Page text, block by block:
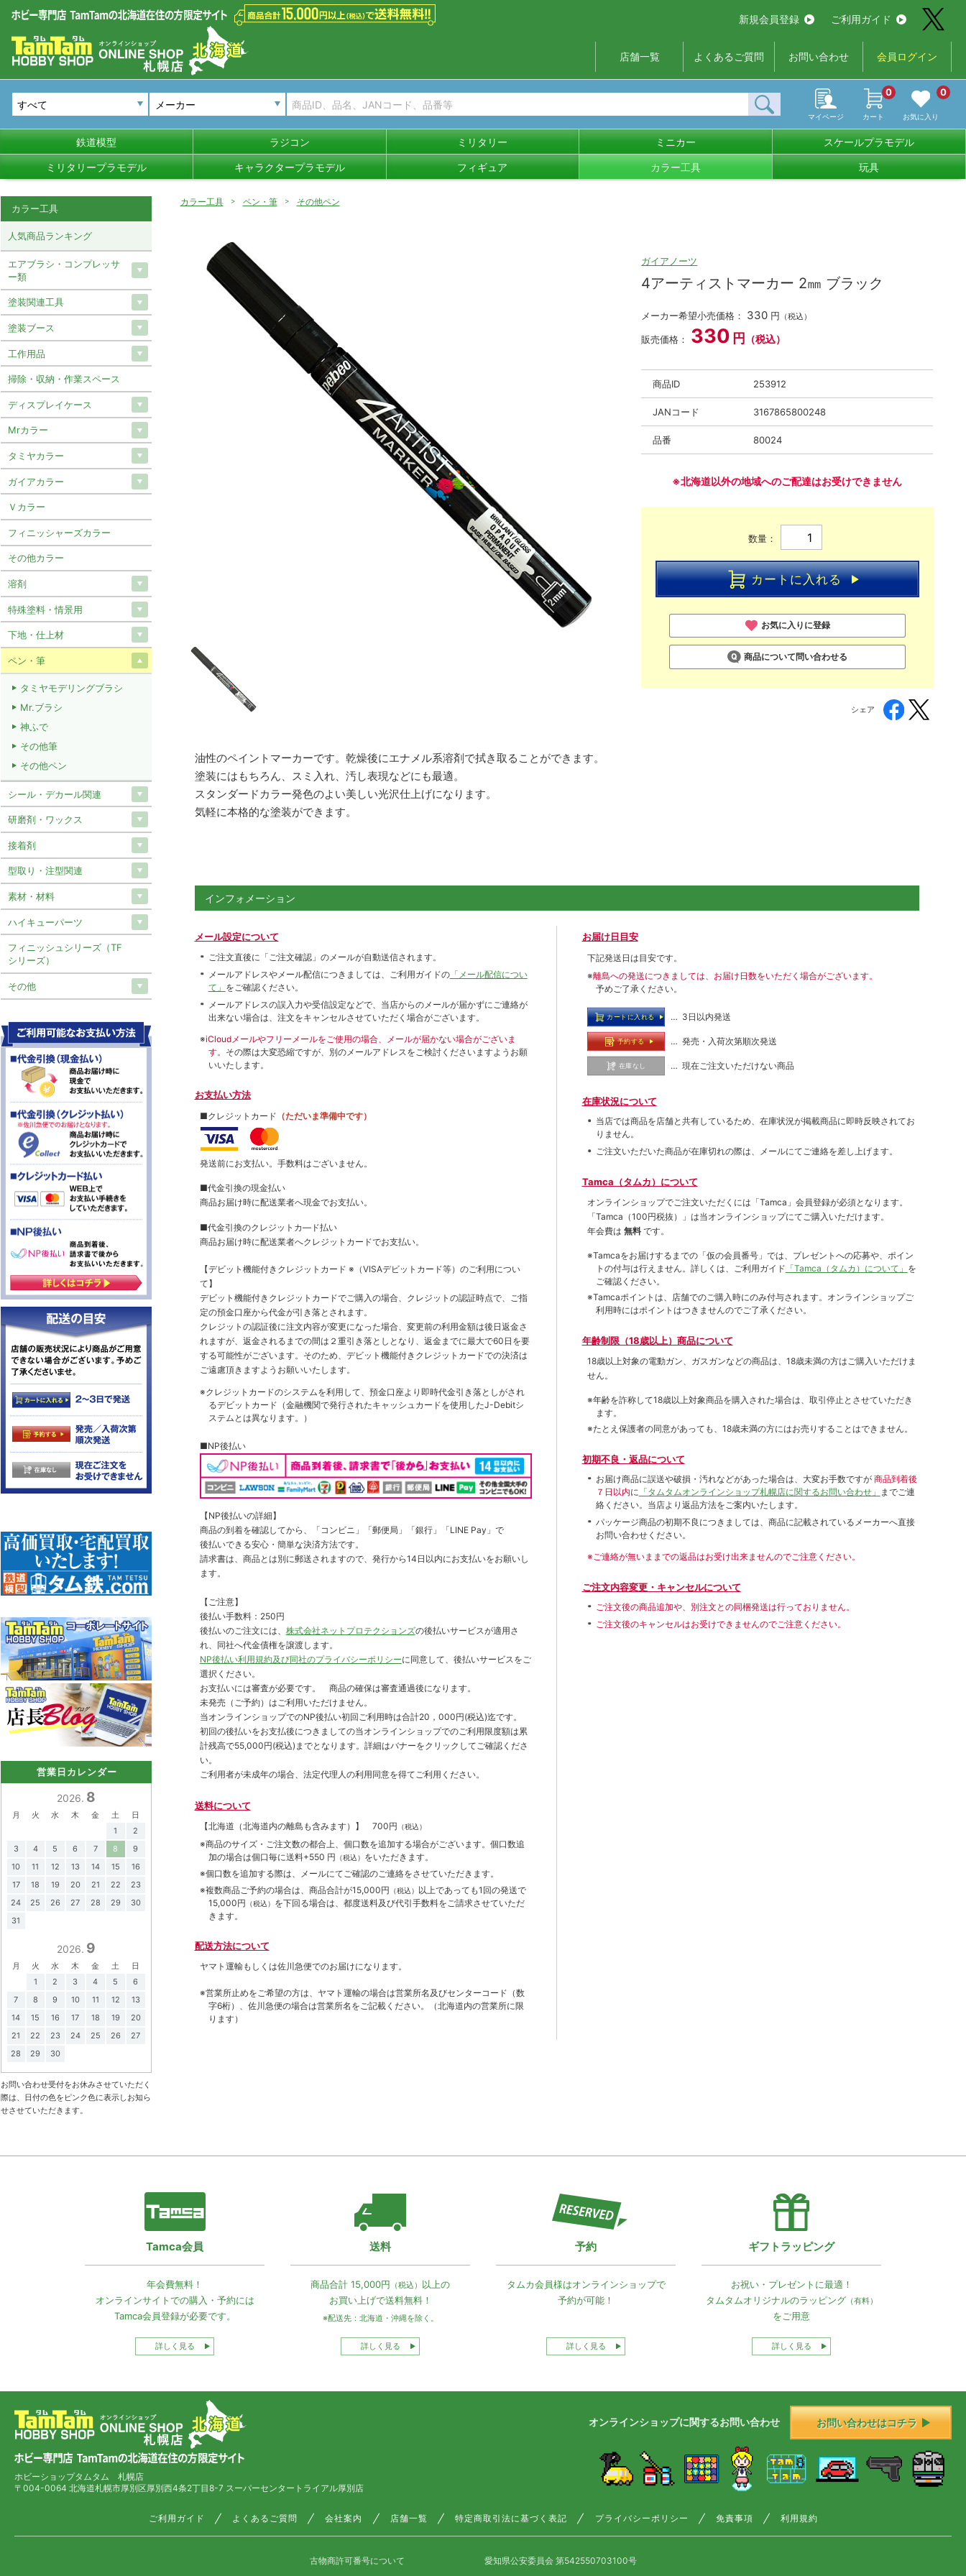
新規会員登録 ご利用ガイド
店舗一覧 よくあるご質問 お問い合わせ 会員ログイン
メーカー
マイページ カート
0
お気に入り
0
鉄道模型 ラジコン ミリタリー ミニカー スケールプラモデル
ミリタリープラモデル キャラクタープラモデル フィギュア カラー工具 玩具
カラー工具 ペン・筆 その他ペン
ガイアノーツ
4アーティストマーカー 2㎜ ブラック
メーカー希望小売価格： 330 円 （税込）
販売価格： 330 円 （税込）
商品ID 253912
JANコード 3167865800248
品番 80024
※北海道以外の地域へのご配達はお受けできません
数量：
カートに入れる
お気に入りに登録
商品について問い合わせる
シェア
油性のペイントマーカーです。乾燥後にエナメル系溶剤で拭き取ることができます。
塗装にはもちろん、スミ入れ、汚し表現などにも最適。
スタンダードカラー発色のよい美しい光沢仕上げになります。
気軽に本格的な塗装ができます。
インフォメーション
メール設定について
ご注文直後に「ご注文確認」のメールが自動送信されます。
メールアドレスやメール配信につきましては、ご利用ガイドの「メール配信につい
て」 をご確認ください。
メールアドレスの誤入力や受信設定などで、当店からのメールが届かずにご連絡が
出来ない場合は、注文をキャンセルさせていただく場合がございます。
※iCloudメールやフリーメールをご使用の場合、メールが届かない場合がございま
す。 その際は大変恐縮ですが、別のメールアドレスをご検討くださいますようお願
いいたします。
お支払い方法
■クレジットカード （ただいま準備中です）
発送前にお支払い。手数料はございません。
■代金引換の現金払い
商品お届け時に配送業者へ現金でお支払い。
■代金引換のクレジットカ―ド払い
商品お届け時に配送業者へクレジットカードでお支払い。
【デビット機能付きクレジットカード ※（VISAデビットカード等） のご利用につい
て】
デビット機能付きクレジットカードでご購入の場合、クレジットの認証時点で、ご指
定の預金口座から代金が引き落とされます。
クレジットの認証後に注文内容が変更になった場合、変更前の利用金額は後日返金さ
れますが、返金されるまでの間は２重引き落としとなり、返金までに最大で60日を要
する可能性がございます。そのため、デビット機能付きクレジットカードでの決済は
ご遠慮頂きますようお願いいたします。
※クレジットカードのシステムを利用して、預金口座より即時代金引き落としがされ
るデビットカード（金融機関で発行されたキャッシュカードを使用したJ-Debitシ
ステムとは異なります。）
■NP後払い
【NP後払いの詳細】
商品の到着を確認してから、「コンビニ」「郵便局」「銀行」「LINE Pay」で
後払いできる安心・簡単な決済方法です。
請求書は、商品とは別に郵送されますので、発行から14日以内にお支払いをお願いし
ます。
【ご注意】
後払い手数料：250円
後払いのご注文には、 株式会社ネットプロテクションズの後払いサービスが適用さ
れ、同社へ代金債権を譲渡します。
NP後払い利用規約及び同社のプライバシーポリシーに同意して、後払いサービスをご
選択ください。
お支払いには審査が必要です。 商品の確保は審査通過後になります。
未発売（ご予約）はご利用いただけません。
当オンラインショップでのNP後払い初回ご利用時は合計20，000円(税込)迄です。
初回の後払いをお支払後につきましての当オンラインショップでのご利用限度額は累
計残高で55,000円(税込)までとなります。詳細はバナーをクリックしてご確認くださ
い。
ご利用者が未成年の場合、法定代理人の利用同意を得てご利用ください。
送料について
【北海道（北海道内の離島も含みます）】 700円 （税込）
※商品のサイズ・ご注文数の都合上、個口数を追加する場合がございます。個口数追
加の場合は個口毎に送料+550 円 （税込） をいただきます。
※個口数を追加する際は、メールにてご確認のご連絡をさせていただきます。
※複数商品ご予約の場合は、商品合計が15,000円 （税込） 以上であっても1回の発送で
15,000円 （税込） を下回る場合は、都度送料及び代引手数料をご請求させていただ
きます。
配送方法について
ヤマト運輸もしくは佐川急便でのお届けになります。
※営業所止めをご希望の方は、ヤマト運輸の場合は営業所名及びセンターコード（数
字6桁）、佐川急便の場合は営業所名をご記載ください。（北海道内の営業所に限
ります）
お届け日目安
下記発送日は目安です。
※離島への発送につきましては、お届け日数をいただく場合がございます。
予めご了承ください。
カートに入れる … 3日以内発送
予約する … 発売・入荷次第順次発送
在庫なし … 現在ご注文いただけない商品
在庫状況について
当店では商品を店舗と共有しているため、在庫状況が掲載商品に即時反映されてお
りません。
ご注文いただいた商品が在庫切れの際は、メールにてご連絡を差し上げます。
Tamca（タムカ）について
オンラインショップでご注⽂いただくには「Tamca」会員登録が必須となります。
「Tamca （100円税抜）
」は当オンラインショップにてご購⼊いただけます。
年会費は 無料 です。
※Tamcaをお届けするまでの「仮の会員番号」では、プレゼントへの応募や、ポイン
トの付与は⾏えません。詳しくは、ご利⽤ガイド 「Tamca（タムカ）について」 を
ご確認ください。
※Tamcaポイントは、店舗でのご購⼊時にのみ付与されます。オンラインショップご
利用時にはポイントはつきませんのでご了承ください。
年齢制限（18歳以上）商品について
18歳以上対象の電動ガン、ガスガンなどの商品は、18歳未満の方はご購入いただけま
せん。
※年齢を詐称して18歳以上対象商品を購入された場合は、取引停止とさせていただき
ます。
※たとえ保護者の同意があっても、18歳未満の方にはお売りすることはできません。
初期不良・返品について
お届け商品に誤送や破損・汚れなどがあった場合は、大変お手数ですが 商品到着後
７日以内に 「タムタムオンラインショップ札幌店に関するお問い合わせ」 までご連
絡ください。当店より返品方法をご案内いたします。
パッケージ商品の初期不良につきましては、商品に記載されているメーカーへ直接
お問い合わせください。
※ご連絡が無いままでの返品はお受け出来ませんのでご注意ください。
ご注文内容変更・キャンセルについて
ご注文後の商品追加や、別注文との同梱発送は行っておりません。
ご注文後のキャンセルはお受けできませんのでご注意ください。
カラー工具
人気商品ランキング
エアブラシ・コンプレッサ
ー類
塗装関連工具
塗装ブース
工作用品
掃除・収納・作業スペース
ディスプレイケース
Mrカラー
タミヤカラー
ガイアカラー
Ｖカラー
フィニッシャーズカラー
その他カラー
溶剤
特殊塗料・情景用
下地・仕上材
ペン・筆
タミヤモデリングブラシ
Mr.ブラシ
神ふで
その他筆
その他ペン
シール・デカール関連
研磨剤・ワックス
接着剤
型取り・注型関連
素材・材料
ハイキューパーツ
フィニッシュシリーズ（TF
シリーズ）
その他
営業日カレンダー
2026. 8
月 火 水 木 金 土
日
1
2
3
4 5 6 7 8
9
10
11 12 13 14 15
16
17
18 19 20 21 22
23
24
25 26 27 28 29
30
31
2026. 9
月 火 水 木 金 土
日
1
2 3 4 5
6
7
8 9 10 11 12
13
14
15 16 17 18 19
20
21
22 23 24 25 26
27
28
29 30
お問い合わせ受付をお休みさせていただく
際は、日付の色をピンク色に表示しお知ら
せさせていただきます。
Tamca会員
年会費無料！
オンラインサイトでの購入・予約には
Tamca会員登録が必要です。
詳しく見る
送料
商品合計 15,000円 （税込） 以上の
お買い上げで送料無料！
※配送先：北海道・沖縄を除く。
詳しく見る
予約
タムカ会員様はオンラインショップで
予約が可能！
詳しく見る
ギフトラッピング
お祝い・プレゼントに最適！
タムタムオリジナルのラッピング（有料）
をご用意
詳しく見る
ホビーショップタムタム 札幌店
〒004-0064 北海道札幌市厚別区厚別西4条2丁目8-7 スーパーセンタートライアル厚別店
オンラインショップに関するお問い合わせ お問い合わせはコチラ
ご利用ガイド よくあるご質問 会社案内 店舗一覧 特定商取引法に基づく表記 プライバシーポリシー 免責事項 利用規約
古物商許可番号について 愛知県公安委員会 第542550703100号